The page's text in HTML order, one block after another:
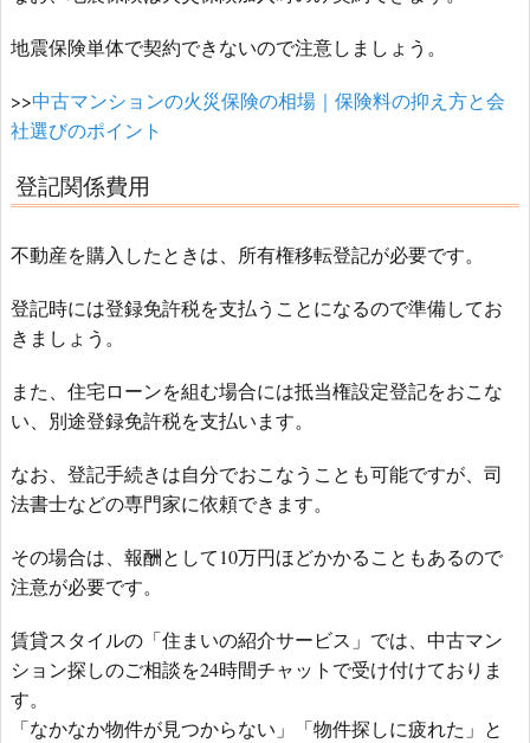
地震保険単体で契約できないので注意しましょう。
>>中古マンションの火災保険の相場｜保険料の抑え方と会
社選びのポイント
登記関係費用
不動産を購入したときは、所有権移転登記が必要です。
登記時には登録免許税を支払うことになるので準備してお
きましょう。
また、住宅ローンを組む場合には抵当権設定登記をおこな
い、別途登録免許税を支払います。
なお、登記手続きは自分でおこなうことも可能ですが、司
法書士などの専門家に依頼できます。
その場合は、報酬として10万円ほどかかることもあるので
注意が必要です。
賃貸スタイルの「住まいの紹介サービス」では、中古マン
ション探しのご相談を24時間チャットで受け付けておりま
す。
「なかなか物件が見つからない」「物件探しに疲れた」と